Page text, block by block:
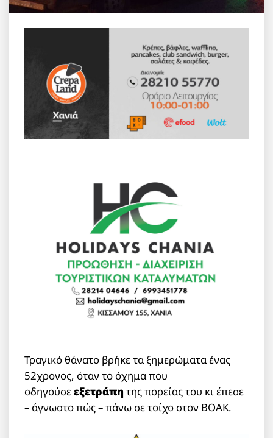
Τραγικό θάνατο βρήκε τα ξημερώματα ένας
52χρονος, όταν το όχημα που
οδηγούσεεξετράπη της πορείας του κι έπεσε
– άγνωστο πώς – πάνω σε τοίχο στον ΒΟΑΚ.